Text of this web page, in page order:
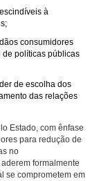
à
consumidores
de políticas públicas
de escolha dos
das relações
Estado, com ênfase
para redução de
no
formalmente
se comprometem em